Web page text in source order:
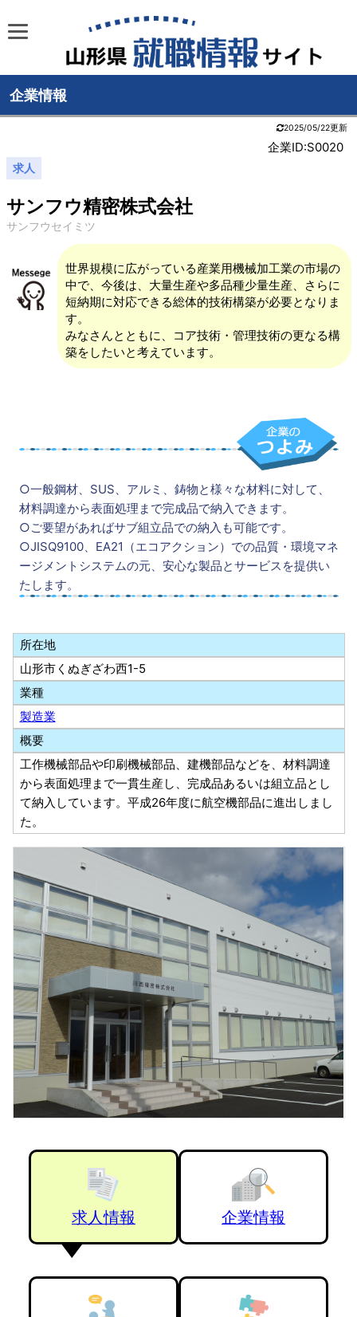
企業情報
2025/05/22更新
企業ID:S0020
求人
サンフウ精密株式会社
サンフウセイミツ
世界規模に広がっている産業用機械加工業の市場の
中で、今後は、大量生産や多品種少量生産、さらに
短納期に対応できる総体的技術構築が必要となりま
す。
みなさんとともに、コア技術・管理技術の更なる構
築をしたいと考えています。
○一般鋼材、SUS、アルミ、鋳物と様々な材料に対して、
材料調達から表面処理まで完成品で納入できます。
○ご要望があればサブ組立品での納入も可能です。
○JISQ9100、EA21（エコアクション）での品質・環境マネ
ージメントシステムの元、安心な製品とサービスを提供い
たします。
所在地
山形市くぬぎざわ西1-5
業種
製造業
概要
工作機械部品や印刷機械部品、建機部品などを、材料調達
から表面処理まで一貫生産し、完成品あるいは組立品とし
て納入しています。平成26年度に航空機部品に進出しまし
た。
求人情報 企業情報